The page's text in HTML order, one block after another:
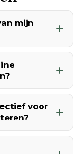
mijn
voor